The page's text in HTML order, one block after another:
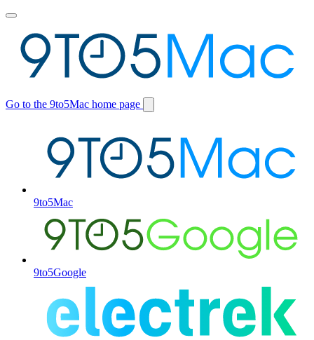
Toggle
menu
Go to the 9to5Mac home page
Switch
9to5Mac
9to5Google